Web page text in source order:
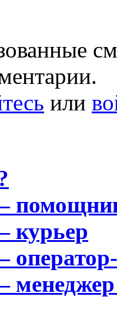
или
курьер